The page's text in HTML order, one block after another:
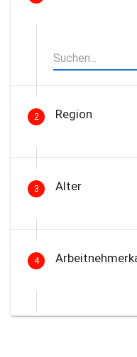
2 Region
3 Alter
4